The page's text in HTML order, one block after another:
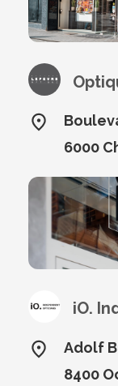
6000
Adolf
8400